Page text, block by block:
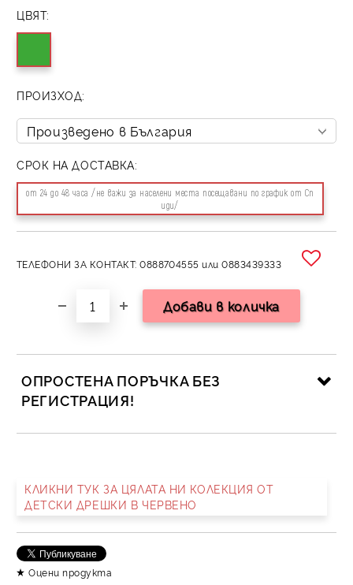
ЦВЯТ:
ПРОИЗХОД:
СРОК НА ДОСТАВКА:
от 24 до 48 часа /не важи за населени места посещавани по график от Сп
иди/
ТЕЛЕФОНИ ЗА КОНТАКТ: 0888704555 или 0883439333
ОПРОСТЕНА ПОРЪЧКА БЕЗ
РЕГИСТРАЦИЯ!
Ние ще се свържем с вас в рамките на работния ден.
КЛИКНИ ТУК ЗА ЦЯЛАТА НИ КОЛЕКЦИЯ ОТ
ДЕТСКИ ДРЕШКИ В ЧЕРВЕНО
Оцени продукта